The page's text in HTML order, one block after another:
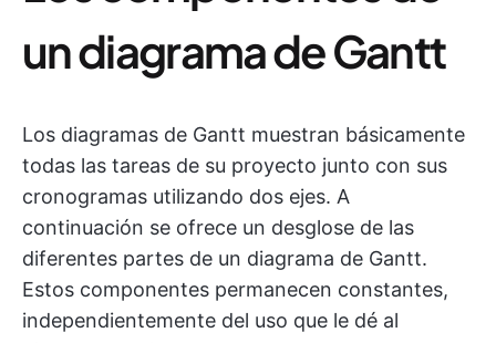
un diagrama de Gantt
Los diagramas de Gantt muestran básicamente
todas las tareas de su proyecto junto con sus
cronogramas utilizando dos ejes. A
continuación se ofrece un desglose de las
diferentes partes de un diagrama de Gantt.
Estos componentes permanecen constantes,
independientemente del uso que le dé al